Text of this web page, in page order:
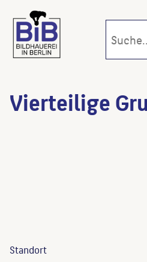
Vierteilige
Standort